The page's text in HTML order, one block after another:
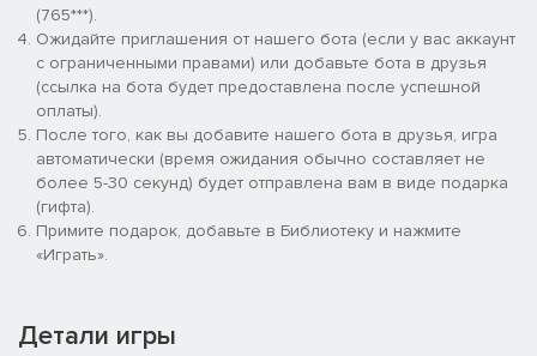
(765***).
Ожидайте приглашения от нашего бота (если у вас аккаунт
с ограниченными правами) или добавьте бота в друзья
(ссылка на бота будет предоставлена после успешной
оплаты).
После того, как вы добавите нашего бота в друзья, игра
автоматически (время ожидания обычно составляет не
более 5-30 секунд) будет отправлена вам в виде подарка
(гифта).
Примите подарок, добавьте в Библиотеку и нажмите
«Играть».
Детали игры